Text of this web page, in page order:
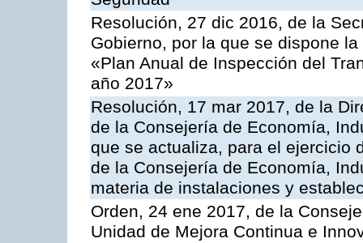
Resolución, 27 dic 2016, de la
Gobierno, por la que se dispone
«Plan Anual de Inspección del
año 2017»
Resolución, 17 mar 2017, de la
de la Consejería de Economía,
que se actualiza, para el ejercicio
de la Consejería de Economía,
materia de instalaciones y
Orden, 24 ene 2017, de la
Unidad de Mejora Continua e